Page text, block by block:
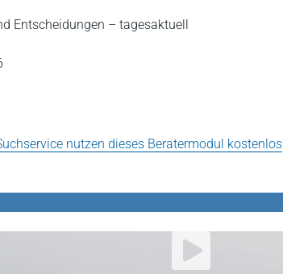
Entscheidungen – tagesaktuell
nutzen dieses Beratermodul kostenlos